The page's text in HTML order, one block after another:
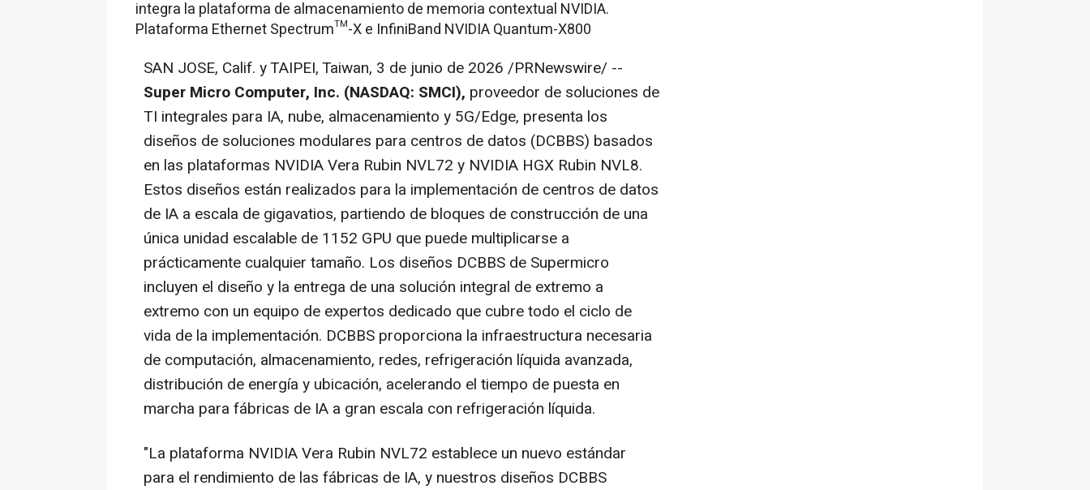
integra la plataforma de almacenamiento de memoria contextual NVIDIA.
Plataforma Ethernet Spectrum™-X e InfiniBand NVIDIA Quantum-X800
SAN JOSE, Calif. y TAIPEI, Taiwan, 3 de junio de 2026 /PRNewswire/ --
Super Micro Computer, Inc. (NASDAQ: SMCI), proveedor de soluciones de
TI integrales para IA, nube, almacenamiento y 5G/Edge, presenta los
diseños de soluciones modulares para centros de datos (DCBBS) basados
en las plataformas NVIDIA Vera Rubin NVL72 y NVIDIA HGX Rubin NVL8.
Estos diseños están realizados para la implementación de centros de datos
de IA a escala de gigavatios, partiendo de bloques de construcción de una
única unidad escalable de 1152 GPU que puede multiplicarse a
prácticamente cualquier tamaño. Los diseños DCBBS de Supermicro
incluyen el diseño y la entrega de una solución integral de extremo a
extremo con un equipo de expertos dedicado que cubre todo el ciclo de
vida de la implementación. DCBBS proporciona la infraestructura necesaria
de computación, almacenamiento, redes, refrigeración líquida avanzada,
distribución de energía y ubicación, acelerando el tiempo de puesta en
marcha para fábricas de IA a gran escala con refrigeración líquida.
"La plataforma NVIDIA Vera Rubin NVL72 establece un nuevo estándar
para el rendimiento de las fábricas de IA, y nuestros diseños DCBBS